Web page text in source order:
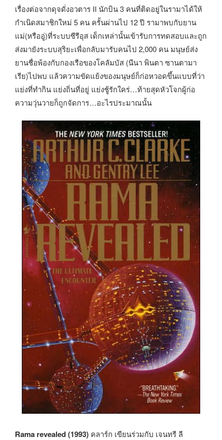
เรื่องต่อจากดุจดั่งอวตาร II นักบิน 3 คนที่ติดอยู่ในรามาได้ให้
กำเนิดสมาชิกใหม่ 5 คน ครั้นผ่านไป 12 ปี รามาพบกับยาน
แม่(หรืออู่)ที่ระบบซีรีอุส เด็กเหล่านั้นเข้ารับการทดสอบและถูก
ส่งมายังระบบสุริยะเพื่อกลับมารับคนไป 2,000 คน มนุษย์ส่ง
ยานชื่อพ้องกับกองเรือของโคลัมบัส (นีนา พินตา ซานตามา
เรีย)ไปพบ แล้วความขัดแย้งของมนุษย์ก็ก่อหวอดขึ้นแบบที่ว่า
แย่งที่ทำกิน แย่งถิ่นที่อยู่ แย่งชู้รักใคร่…ท้ายสุดหัวโจกผู้ก่อ
ความวุ่นวายก็ถูกจัดการ…อะไรประมาณนั้น
Rama revealed (1993) คลาร์ก เขียนร่วมกับ เจนทรี ลี